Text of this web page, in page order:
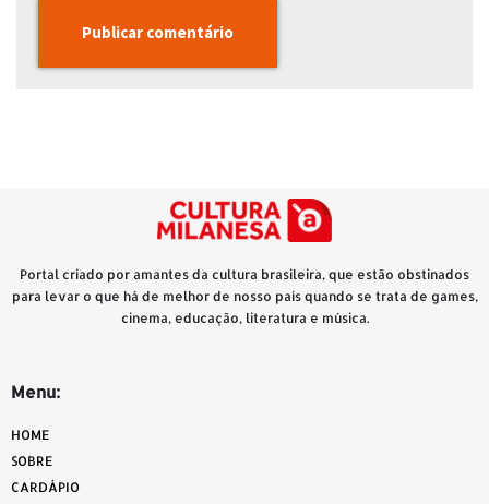
Portal criado por amantes da cultura brasileira, que estão obstinados
para levar o que há de melhor de nosso país quando se trata de games,
cinema, educação, literatura e música.
Menu:
HOME
SOBRE
CARDÁPIO